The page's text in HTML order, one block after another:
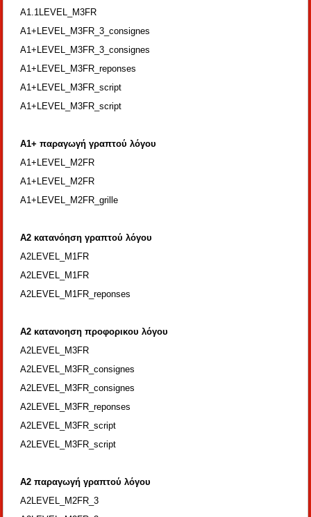
A1.1LEVEL_M3FR
A1+LEVEL_M3FR_3_consignes
A1+LEVEL_M3FR_3_consignes
A1+LEVEL_M3FR_reponses
A1+LEVEL_M3FR_script
A1+LEVEL_M3FR_script
A1+παραγωγή γραπτού λόγου
A1+LEVEL_M2FR
A1+LEVEL_M2FR
A1+LEVEL_M2FR_grille
Α2 κατανόηση γραπτού λόγου
A2LEVEL_M1FR
A2LEVEL_M1FR
A2LEVEL_M1FR_reponses
Α2 κατανοηση προφορικου λόγου
A2LEVEL_M3FR
A2LEVEL_M3FR_consignes
A2LEVEL_M3FR_consignes
A2LEVEL_M3FR_reponses
A2LEVEL_M3FR_script
A2LEVEL_M3FR_script
Α2 παραγωγή γραπτού λόγου
A2LEVEL_M2FR_3